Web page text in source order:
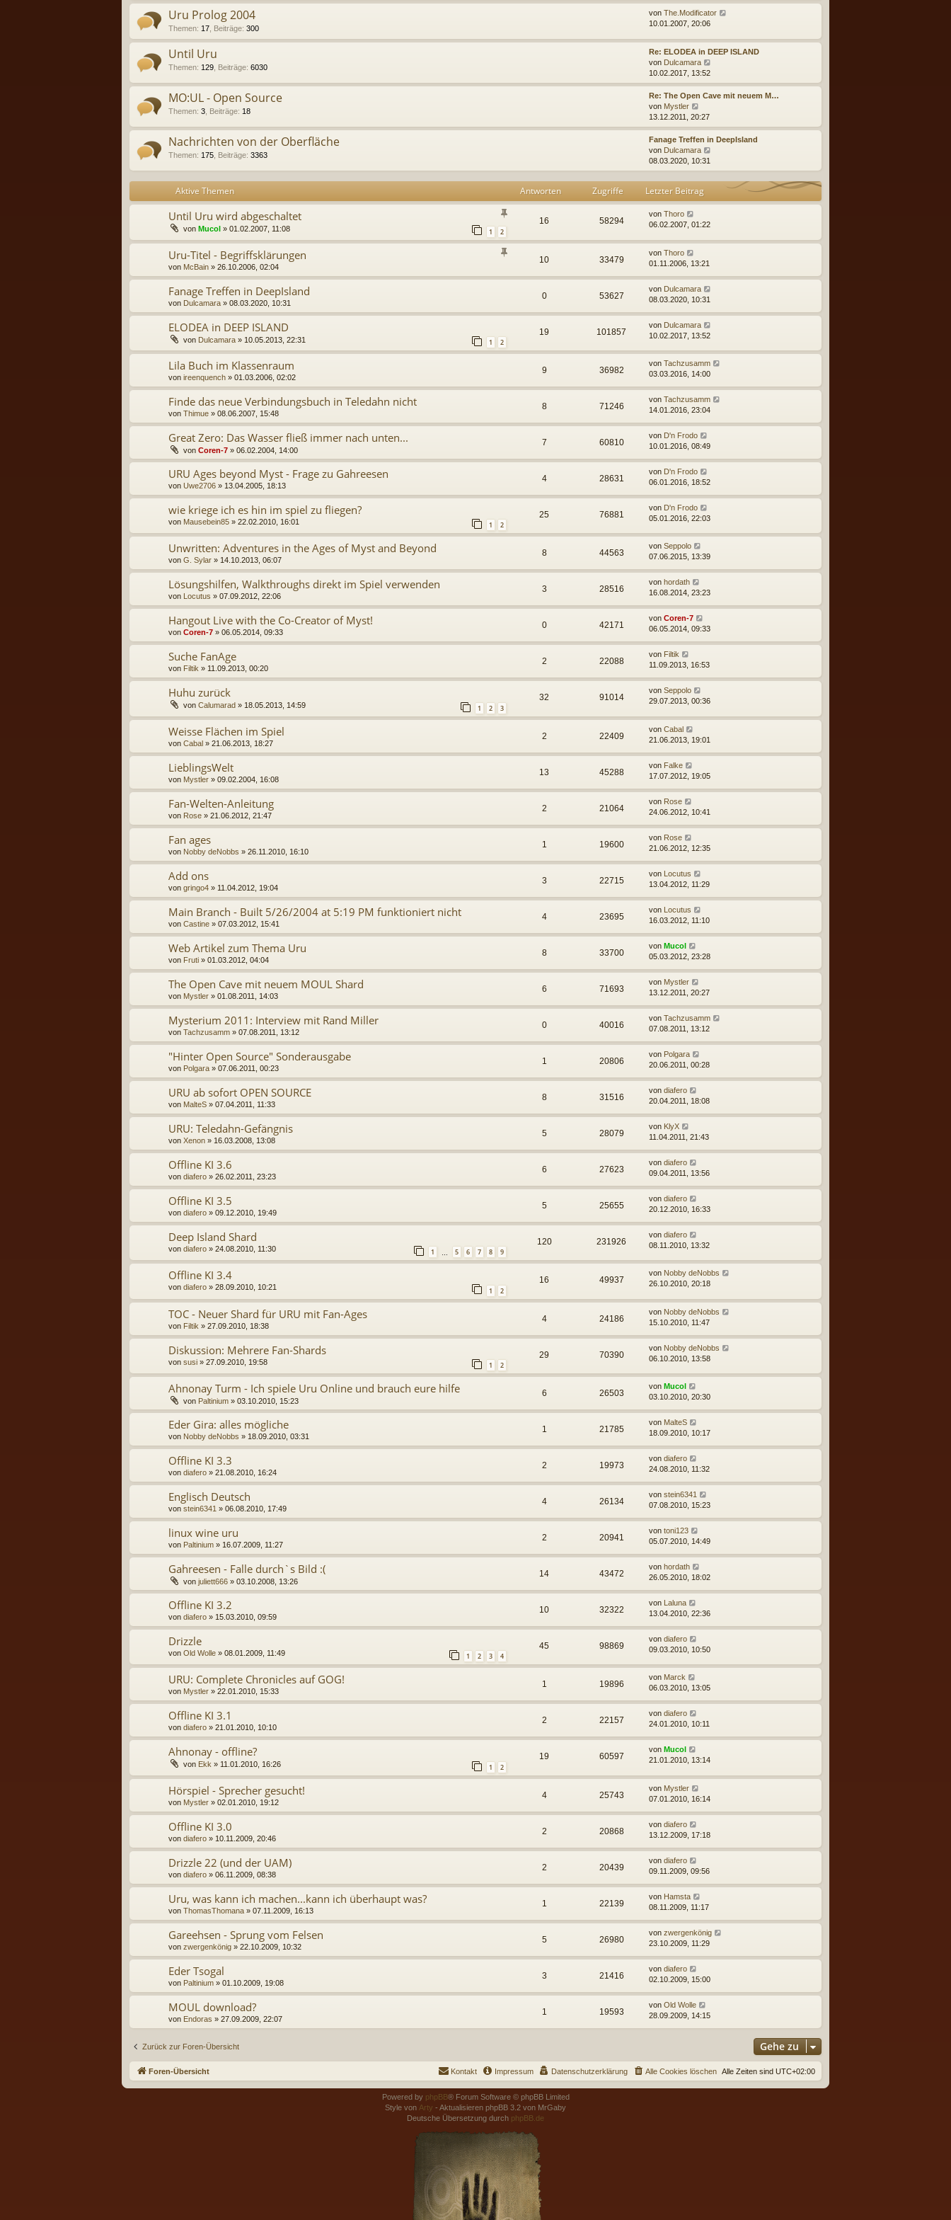
r
i
t
g
e
s
e
r
B
e
i
t
a
g
Uru Prolog 2004
Themen: 17 Beiträge: 300
von The.Modificator
e
s
r
B
t
r
10.01.2007, 20:06
Until Uru
Themen: 129 Beiträge: 6030
Re: ELODEA in DEEP ISLAND
von Dulcamara
u
e
e
a
10.02.2017, 13:52
MO:UL - Open Source
Themen: 3 Beiträge: 18
Re: The Open Cave mit neuem M…
von Mystler
e
u
e
s
t
e
r
B
e
t
a
13.12.2011, 20:27
Nachrichten von der Oberfläche
Themen: 175 Beiträge: 3363
Fanage Treffen in DeepIsland
von Dulcamara
u
e
t
e
r
08.03.2020, 10:31
Aktive Themen Antworten Zugriffe Letzter Beitrag
Until Uru wird abgeschaltet
von Mucol » 01.02.2007, 11:08 1 2
16 58294
von Thoro
06.02.2007, 01:22
Uru-Titel - Begriffsklärungen
von McBain » 26.10.2006, 02:04
10 33479
von Thoro
01.11.2006, 13:21
Fanage Treffen in DeepIsland
von Dulcamara » 08.03.2020, 10:31
0 53627
von Dulcamara
08.03.2020, 10:31
ELODEA in DEEP ISLAND
von Dulcamara » 10.05.2013, 22:31 1 2
19 101857
von Dulcamara
10.02.2017, 13:52
Lila Buch im Klassenraum
von ireenquench » 01.03.2006, 02:02
9 36982
von Tachzusamm
03.03.2016, 14:00
Finde das neue Verbindungsbuch in Teledahn nicht
von Thimue » 08.06.2007, 15:48
8 71246
von Tachzusamm
14.01.2016, 23:04
Great Zero: Das Wasser fließ immer nach unten...
von Coren-7 » 06.02.2004, 14:00
7 60810
von D'n Frodo
10.01.2016, 08:49
URU Ages beyond Myst - Frage zu Gahreesen
von Uwe2706 » 13.04.2005, 18:13
4 28631
von D'n Frodo
06.01.2016, 18:52
wie kriege ich es hin im spiel zu fliegen?
von Mausebein85 » 22.02.2010, 16:01 1 2
25 76881
von D'n Frodo
05.01.2016, 22:03
Unwritten: Adventures in the Ages of Myst and Beyond
von G. Sylar » 14.10.2013, 06:07
8 44563
von Seppolo
07.06.2015, 13:39
Lösungshilfen, Walkthroughs direkt im Spiel verwenden
von Locutus » 07.09.2012, 22:06
3 28516
von hordath
16.08.2014, 23:23
Hangout Live with the Co-Creator of Myst!
von Coren-7 » 06.05.2014, 09:33
0 42171
von Coren-7
06.05.2014, 09:33
Suche FanAge
von Filtik » 11.09.2013, 00:20
2 22088
von Filtik
11.09.2013, 16:53
Huhu zurück
von Calumarad » 18.05.2013, 14:59 1 2 3
32 91014
von Seppolo
29.07.2013, 00:36
Weisse Flächen im Spiel
von Cabal » 21.06.2013, 18:27
2 22409
von Cabal
21.06.2013, 19:01
LieblingsWelt
von Mystler » 09.02.2004, 16:08
13 45288
von Falke
17.07.2012, 19:05
Fan-Welten-Anleitung
von Rose » 21.06.2012, 21:47
2 21064
von Rose
24.06.2012, 10:41
Fan ages
von Nobby deNobbs » 26.11.2010, 16:10
1 19600
von Rose
21.06.2012, 12:35
Add ons
von gringo4 » 11.04.2012, 19:04
3 22715
von Locutus
13.04.2012, 11:29
Main Branch - Built 5/26/2004 at 5:19 PM funktioniert nicht
von Castine » 07.03.2012, 15:41
4 23695
von Locutus
16.03.2012, 11:10
Web Artikel zum Thema Uru
von Fruti » 01.03.2012, 04:04
8 33700
von Mucol
05.03.2012, 23:28
The Open Cave mit neuem MOUL Shard
von Mystler » 01.08.2011, 14:03
6 71693
von Mystler
13.12.2011, 20:27
Mysterium 2011: Interview mit Rand Miller
von Tachzusamm » 07.08.2011, 13:12
0 40016
von Tachzusamm
07.08.2011, 13:12
"Hinter Open Source" Sonderausgabe
von Polgara » 07.06.2011, 00:23
1 20806
von Polgara
20.06.2011, 00:28
URU ab sofort OPEN SOURCE
von MalteS » 07.04.2011, 11:33
8 31516
von diafero
20.04.2011, 18:08
URU: Teledahn-Gefängnis
von Xenon » 16.03.2008, 13:08
5 28079
von KlyX
11.04.2011, 21:43
Offline KI 3.6
von diafero » 26.02.2011, 23:23
6 27623
von diafero
09.04.2011, 13:56
Offline KI 3.5
von diafero » 09.12.2010, 19:49
5 25655
von diafero
20.12.2010, 16:33
Deep Island Shard
von diafero » 24.08.2010, 11:30 1 … 5 6 7 8 9
120 231926
von diafero
08.11.2010, 13:32
Offline KI 3.4
von diafero » 28.09.2010, 10:21 1 2
16 49937
von Nobby deNobbs
26.10.2010, 20:18
TOC - Neuer Shard für URU mit Fan-Ages
von Filtik » 27.09.2010, 18:38
4 24186
von Nobby deNobbs
15.10.2010, 11:47
Diskussion: Mehrere Fan-Shards
von susi » 27.09.2010, 19:58 1 2
29 70390
von Nobby deNobbs
06.10.2010, 13:58
Ahnonay Turm - Ich spiele Uru Online und brauch eure hilfe
von Paltinium » 03.10.2010, 15:23
6 26503
von Mucol
03.10.2010, 20:30
Eder Gira: alles mögliche
von Nobby deNobbs » 18.09.2010, 03:31
1 21785
von MalteS
18.09.2010, 10:17
Offline KI 3.3
von diafero » 21.08.2010, 16:24
2 19973
von diafero
24.08.2010, 11:32
Englisch Deutsch
von stein6341 » 06.08.2010, 17:49
4 26134
von stein6341
07.08.2010, 15:23
linux wine uru
von Paltinium » 16.07.2009, 11:27
2 20941
von toni123
05.07.2010, 14:49
Gahreesen - Falle durch`s Bild :(
von juliett666 » 03.10.2008, 13:26
14 43472
von hordath
26.05.2010, 18:02
Offline KI 3.2
von diafero » 15.03.2010, 09:59
10 32322
von Laluna
13.04.2010, 22:36
Drizzle
von Old Wolle » 08.01.2009, 11:49 1 2 3 4
45 98869
von diafero
09.03.2010, 10:50
URU: Complete Chronicles auf GOG!
von Mystler » 22.01.2010, 15:33
1 19896
von Marck
06.03.2010, 13:05
Offline KI 3.1
von diafero » 21.01.2010, 10:10
2 22157
von diafero
24.01.2010, 10:11
Ahnonay - offline?
von Ekk » 11.01.2010, 16:26 1 2
19 60597
von Mucol
21.01.2010, 13:14
Hörspiel - Sprecher gesucht!
von Mystler » 02.01.2010, 19:12
4 25743
von Mystler
07.01.2010, 16:14
Offline KI 3.0
von diafero » 10.11.2009, 20:46
2 20868
von diafero
13.12.2009, 17:18
Drizzle 22 (und der UAM)
von diafero » 06.11.2009, 08:38
2 20439
von diafero
09.11.2009, 09:56
Uru, was kann ich machen...kann ich überhaupt was?
von ThomasThomana » 07.11.2009, 16:13
1 22139
von Hamsta
08.11.2009, 11:17
Gareehsen - Sprung vom Felsen
von zwergenkönig » 22.10.2009, 10:32
5 26980
von zwergenkönig
23.10.2009, 11:29
Eder Tsogal
von Paltinium » 01.10.2009, 19:08
3 21416
von diafero
02.10.2009, 15:00
MOUL download?
von Endoras » 27.09.2009, 22:07
1 19593
von Old Wolle
28.09.2009, 14:15
Zurück zur Foren-Übersicht Gehe zu
Foren-Übersicht Alle Zeiten sind UTC+02:00
Alle Cookies löschen
Datenschutzerklärung
Impressum
Kontakt
Powered by phpBB® Forum Software © phpBB Limited
Style von Arty - Aktualisieren phpBB 3.2 von MrGaby
Deutsche Übersetzung durch phpBB.de